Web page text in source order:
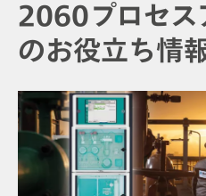
2060プロセス
のお役立ち情